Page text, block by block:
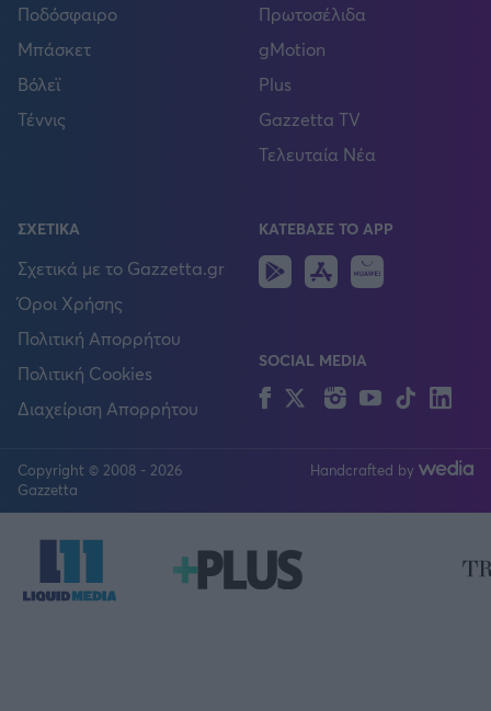
Ποδόσφαιρο
Μπάσκετ
Βόλεϊ
Τέννις
Πρωτοσέλιδα
gMotion
Plus
Gazzetta TV
Τελευταία Νέα
ΣΧΕΤΙΚΑ
Σχετικά με το Gazzetta.gr
Όροι Χρήσης
Πολιτική Απορρήτου
Πολιτική Cookies
Διαχείριση Απορρήτου
ΚΑΤΕΒΑΣΕ ΤΟ APP
Android
IOS
SOCIAL MEDIA
FacebookTwitterInstagram
YouTubeTikTok
Copyright © 2008 - 2026
Gazzetta
Handcrafted by